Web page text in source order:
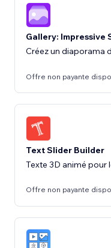
Gallery: Impressive
Créez un diaporama
Offre non payante
Text Slider Builder
Texte 3D animé pour
Offre non payante